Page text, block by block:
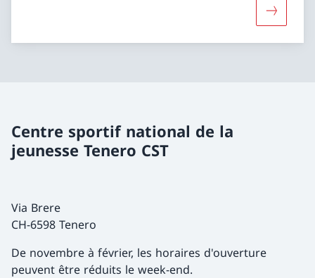
Centre sportif national de la
jeunesse Tenero CST
Via Brere
CH-6598 Tenero
De novembre à février, les horaires d'ouverture
peuvent être réduits le week-end.